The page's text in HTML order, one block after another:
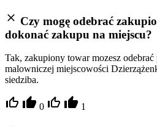
Czy mogę odebrać
dokonać zakupu na miejscu?
Tak, zakupiony towar mozesz
malowniczej miejscowości
siedziba.
0 1